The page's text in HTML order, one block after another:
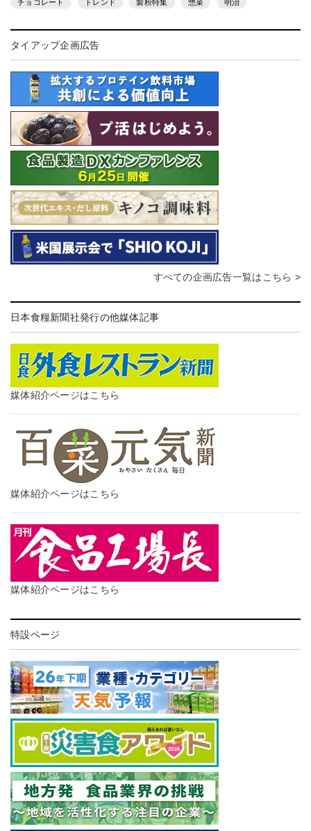
チョコレート トレンド 製粉特集 惣菜 明治
タイアップ企画広告
すべての企画広告一覧はこちら >
日本食糧新聞社発行の他媒体記事
媒体紹介ページはこちら
媒体紹介ページはこちら
媒体紹介ページはこちら
特設ページ